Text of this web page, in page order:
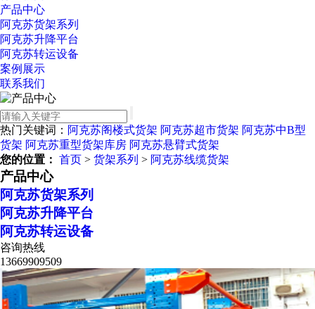
产品中心
阿克苏货架系列
阿克苏升降平台
阿克苏转运设备
案例展示
联系我们
热门关键词： 阿克苏阁楼式货架 阿克苏超市货架 阿克苏中B型
货架 阿克苏重型货架库房 阿克苏悬臂式货架
您的位置： 首页 > 货架系列 > 阿克苏线缆货架
产品中心
阿克苏货架系列
阿克苏升降平台
阿克苏转运设备
咨询热线
13669909509